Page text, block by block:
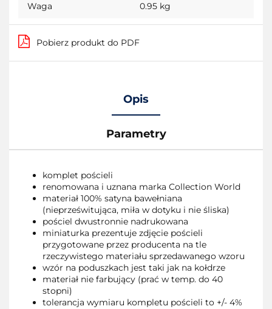
Waga 0.95 kg
Pobierz produkt do PDF
Opis
Parametry
komplet pościeli
renomowana i uznana marka Collection World
materiał 100% satyna bawełniana
(nieprześwitująca, miła w dotyku i nie śliska)
pościel dwustronnie nadrukowana
miniaturka prezentuje zdjęcie pościeli
przygotowane przez producenta na tle
rzeczywistego materiału sprzedawanego wzoru
wzór na poduszkach jest taki jak na kołdrze
materiał nie farbujący (prać w temp. do 40
stopni)
tolerancja wymiaru kompletu pościeli to +/- 4%